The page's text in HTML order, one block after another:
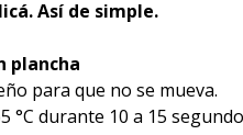
Así de simple.
plancha
para que no se mueva.
°C durante 10 a 15